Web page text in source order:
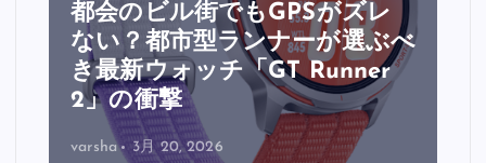
都会のビル街でもGPSがズレ
ない？都市型ランナーが選ぶべ
き最新ウォッチ「GT Runner
2」の衝撃
varsha 3月 20, 2026